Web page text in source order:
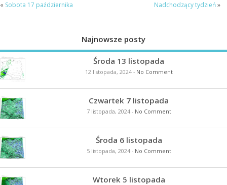
« Sobota 17 października Nadchodzący tydzień»
Najnowsze posty
Środa 13 listopada
12 listopada, 2024- No Comment
Czwartek 7 listopada
7 listopada, 2024- No Comment
Środa 6 listopada
5 listopada, 2024- No Comment
Wtorek 5 listopada